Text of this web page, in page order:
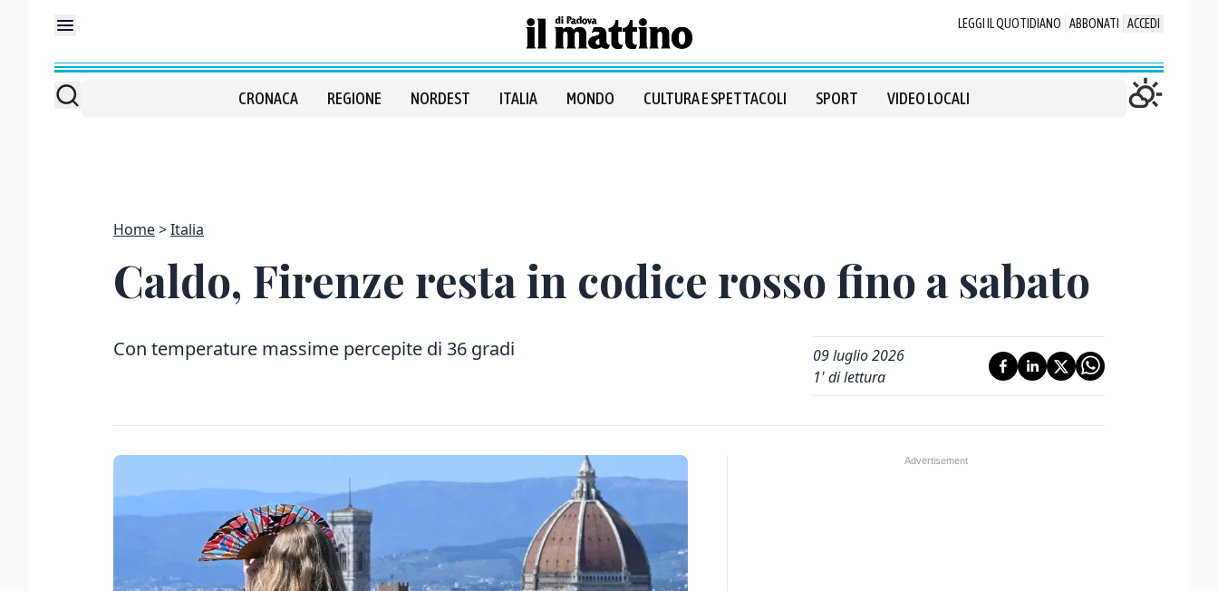
LEGGI IL QUOTIDIANO ABBONATI ACCEDI
CRONACA REGIONE NORDEST ITALIA MONDO CULTURA E SPETTACOLI SPORT VIDEO LOCALI
Home Italia
Caldo, Firenze resta in codice rosso fino a sabato
Con temperature massime percepite di 36 gradi
09 luglio 2026
1' di lettura